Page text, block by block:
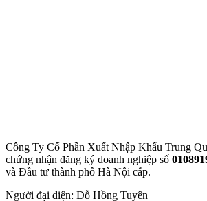
Công Ty Cổ Phần Xuất Nhập Khẩu Trung
chứng nhận đăng ký doanh nghiệp số
và Đầu tư thành phố Hà Nội cấp.
Người đại diện: Đỗ Hồng Tuyên